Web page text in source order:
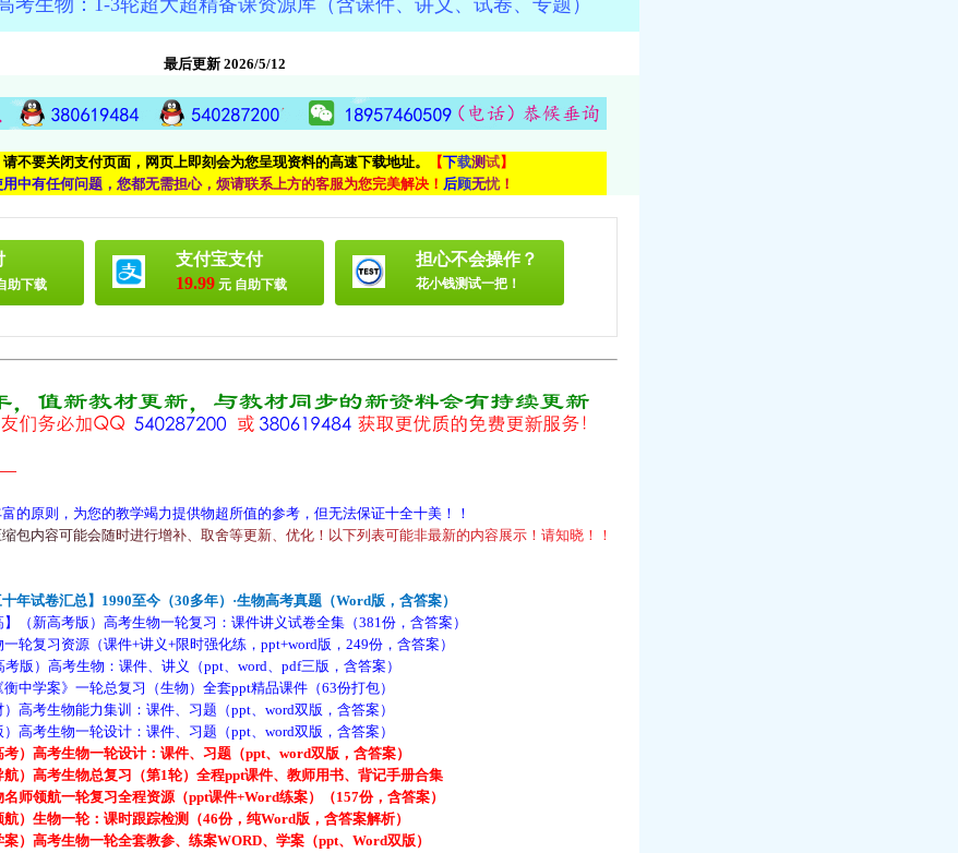
考生物：1-3轮超大超精备课资源库（含课件、讲义、试卷、专题）
最后更新 2026/5/12
请不要关闭支付页面，网页上即刻会为您呈现资料的高速下载地址。 【下载测试】
用中有任何问题 ， 您都无需担心， 烦请联系上方的客服为您完美解决 ！ 后顾无忧！
助下载
支付宝支付
19.99 元 自助下载
担心不会操作？
花小钱测试一把！
的原则，为您的教学竭力提供物超所值的参考，但无法保证十全十美！！
缩包内容可能会随时进行增补、 取舍等更新、 优化 ！ 以下列 表可能非最新的内容展示 ！ 请知晓 ！ ！
试卷汇总】1990至今（30多年）·生物高考真题（Word版，含答案）
新高考版）高考生物一轮复习：课件讲义试卷全集（381份，含答案）
复习资源（课件+讲义+限时强化练，ppt+word版，249份，含答案）
）高考生物：课件、讲义（ppt、word、pdf三版，含答案）
学案》一轮总复习（生物）全套ppt精品课件（63份打包）
考生物能力集训：课件、习题（ppt、word双版，含答案）
考生物一轮设计：课件、习题（ppt、word双版，含答案）
高考生物一轮设计：课件、习题（ppt、word双版，含答案）
高考生物总复习（第1轮）全程ppt课件、教师用书、背记手册合集
领航一轮复习全程资源（ppt课件+Word练案）（157份，含答案）
生物一轮：课时跟踪检测（46份，纯Word版，含答案解析）
高考生物一轮全套教参、练案WORD、学案（ppt、Word双版）